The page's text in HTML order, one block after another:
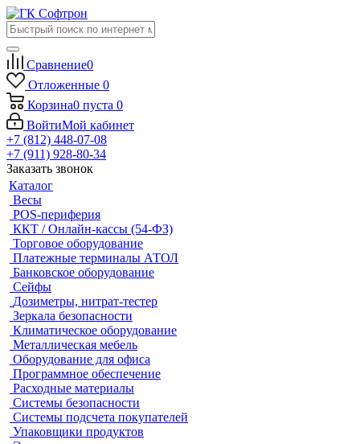
Сравнение0
Отложенные 0
Корзина0 пуста 0
ВойтиМой кабинет
+7 (812) 448-07-08
+7 (911) 928-80-34
Заказать звонок
Каталог
Весы
POS-периферия
ККТ / Онлайн-кассы (54-ФЗ)
Торговое оборудование
Платежные терминалы АТОЛ
Банковское оборудование
Сейфы
Дозиметры, нитрат-тестер
Зеркала безопасности
Климатическое оборудование
Металлическая мебель
Оборудование для офиса
Программное обеспечение
Расходные материалы
Системы безопасности
Системы подсчета покупателей
Упаковщики продуктов